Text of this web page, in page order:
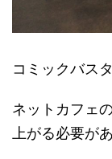
コミックバス
ネットカフェ
上がる必要が